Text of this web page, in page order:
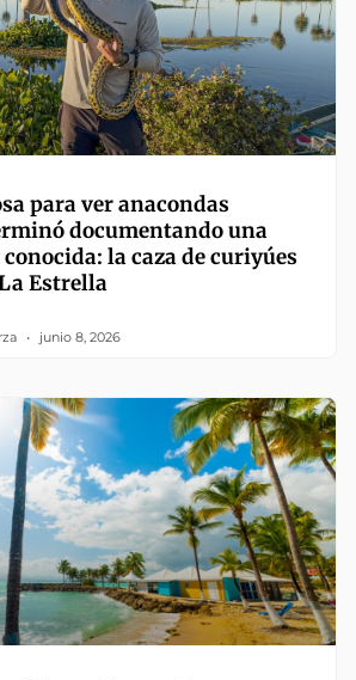
para ver anacondas
documentando una
la caza de curiyúes
Estrella
junio 8, 2026